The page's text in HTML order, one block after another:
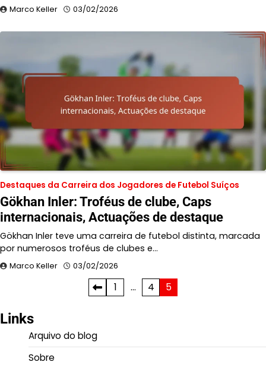
Marco Keller 03/02/2026
Destaques da Carreira dos Jogadores de Futebol Suíços
Gökhan Inler: Troféus de clube, Caps
internacionais, Actuações de destaque
Gökhan Inler teve uma carreira de futebol distinta, marcada
por numerosos troféus de clubes e…
Marco Keller 03/02/2026
pagination
1 … 4 5
Links
Arquivo do blog
Sobre